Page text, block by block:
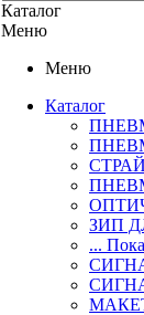
Каталог
Меню
Меню
Каталог
ЗИП
...